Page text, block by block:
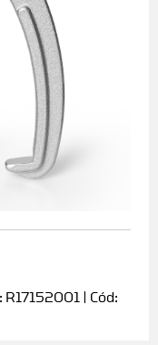
| Cód: